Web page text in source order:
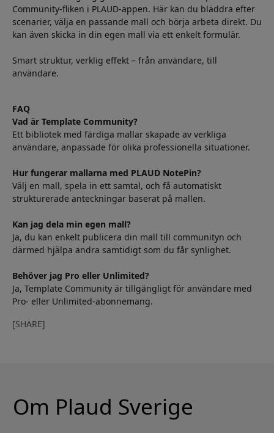
Community-fliken i PLAUD-appen. Här kan du bläddra efter
scenarier, välja en passande mall och börja arbeta direkt. Du
kan även skicka in din egen mall via ett enkelt formulär.
Smart struktur, verklig effekt – från användare, till
användare.
FAQ
Vad är Template Community?
Ett bibliotek med färdiga mallar skapade av verkliga
användare, anpassade för olika professionella situationer.
Hur fungerar mallarna med PLAUD NotePin?
Välj en mall, spela in ett samtal, och få automatiskt
strukturerade anteckningar baserat på mallen.
Kan jag dela min egen mall?
Ja, du kan enkelt publicera din mall till communityn och
därmed hjälpa andra samtidigt som du får synlighet.
Behöver jag Pro eller Unlimited?
Ja, Template Community är tillgängligt för användare med
Pro- eller Unlimited-abonnemang.
[SHARE]
Om Plaud Sverige